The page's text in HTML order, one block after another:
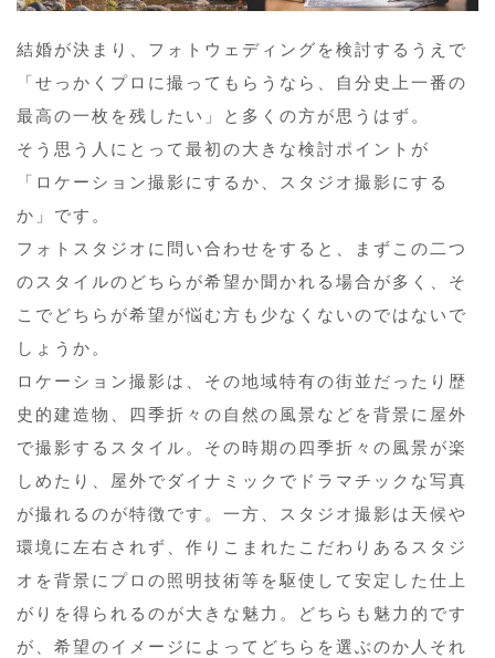
結婚が決まり、フォトウェディングを検討するうえで
「せっかくプロに撮ってもらうなら、自分史上一番の
最高の一枚を残したい」と多くの方が思うはず。
そう思う人にとって最初の大きな検討ポイントが
「ロケーション撮影にするか、スタジオ撮影にする
か」です。
フォトスタジオに問い合わせをすると、まずこの二つ
のスタイルのどちらが希望か聞かれる場合が多く、そ
こでどちらが希望が悩む方も少なくないのではないで
しょうか。
ロケーション撮影は、その地域特有の街並だったり歴
史的建造物、四季折々の自然の風景などを背景に屋外
で撮影するスタイル。その時期の四季折々の風景が楽
しめたり、屋外でダイナミックでドラマチックな写真
が撮れるのが特徴です。一方、スタジオ撮影は天候や
環境に左右されず、作りこまれたこだわりあるスタジ
オを背景にプロの照明技術等を駆使して安定した仕上
がりを得られるのが大きな魅力。どちらも魅力的です
が、希望のイメージによってどちらを選ぶのか人それ